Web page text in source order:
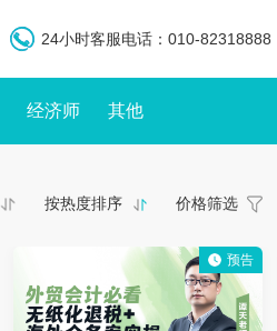
24小时客服电话：010-82318888
经济师 其他
按热度排序 价格筛选
预告